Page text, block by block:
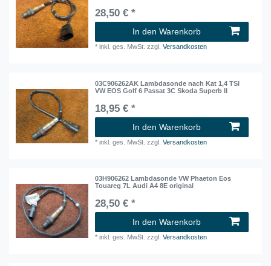
28,50 € *
In den Warenkorb
*inkl. ges. MwSt. zzgl.Versandkosten
03C906262AK Lambdasonde nach Kat 1,4 TSI
VW EOS Golf 6 Passat 3C Skoda Superb II
18,95 € *
In den Warenkorb
*inkl. ges. MwSt. zzgl.Versandkosten
03H906262 Lambdasonde VW Phaeton Eos
Touareg 7L Audi A4 8E original
28,50 € *
In den Warenkorb
*inkl. ges. MwSt. zzgl.Versandkosten